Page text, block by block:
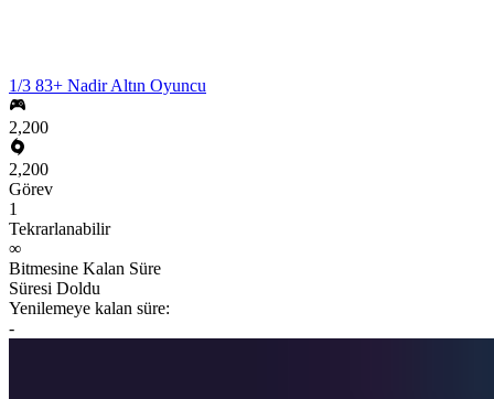
1/3 83+ Nadir Altın Oyuncu
2,200
2,200
Görev
1
Tekrarlanabilir
∞
Bitmesine Kalan Süre
Süresi Doldu
Yenilemeye kalan süre:
-